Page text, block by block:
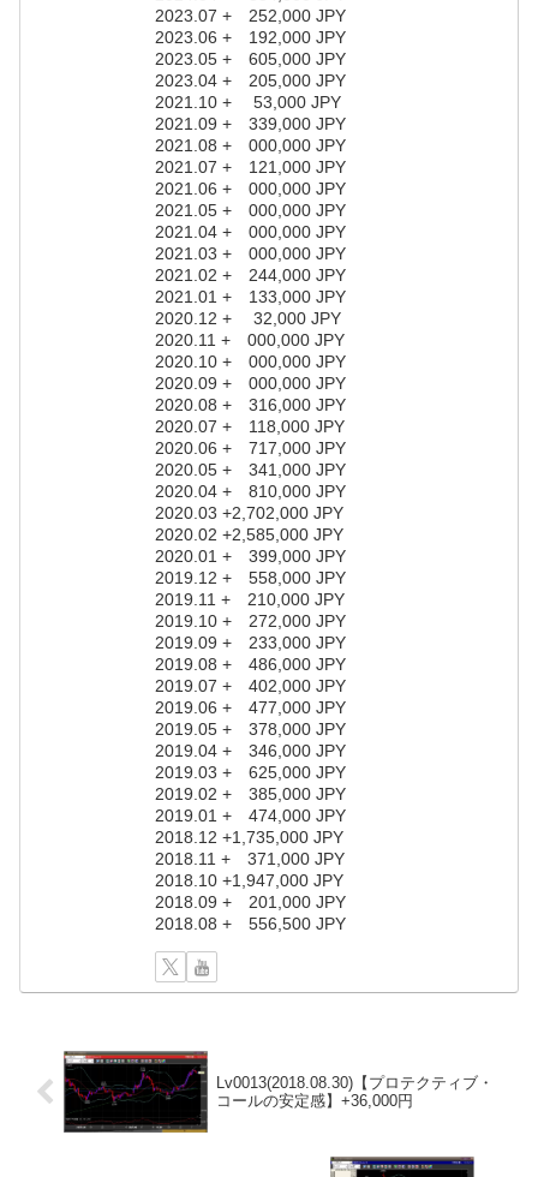
2023.07 + 252,000 JPY
2023.06 + 192,000 JPY
2023.05 + 605,000 JPY
2023.04 + 205,000 JPY
2021.10 + 53,000 JPY
2021.09 + 339,000 JPY
2021.08 + 000,000 JPY
2021.07 + 121,000 JPY
2021.06 + 000,000 JPY
2021.05 + 000,000 JPY
2021.04 + 000,000 JPY
2021.03 + 000,000 JPY
2021.02 + 244,000 JPY
2021.01 + 133,000 JPY
2020.12 + 32,000 JPY
2020.11 + 000,000 JPY
2020.10 + 000,000 JPY
2020.09 + 000,000 JPY
2020.08 + 316,000 JPY
2020.07 + 118,000 JPY
2020.06 + 717,000 JPY
2020.05 + 341,000 JPY
2020.04 + 810,000 JPY
2020.03 +2,702,000 JPY
2020.02 +2,585,000 JPY
2020.01 + 399,000 JPY
2019.12 + 558,000 JPY
2019.11 + 210,000 JPY
2019.10 + 272,000 JPY
2019.09 + 233,000 JPY
2019.08 + 486,000 JPY
2019.07 + 402,000 JPY
2019.06 + 477,000 JPY
2019.05 + 378,000 JPY
2019.04 + 346,000 JPY
2019.03 + 625,000 JPY
2019.02 + 385,000 JPY
2019.01 + 474,000 JPY
2018.12 +1,735,000 JPY
2018.11 + 371,000 JPY
2018.10 +1,947,000 JPY
2018.09 + 201,000 JPY
2018.08 + 556,500 JPY
Lv0013(2018.08.30)【プロテクティブ・
コールの安定感】+36,000円